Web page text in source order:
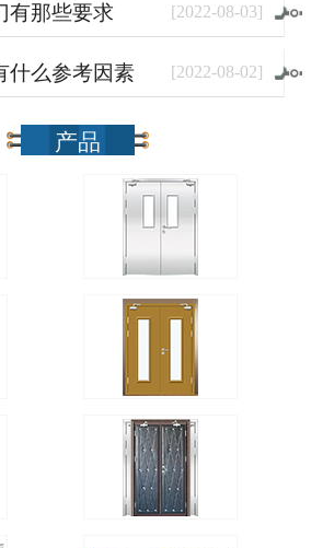
有那些要求 [2022-08-03]
什么参考因素 [2022-08-02]
产品